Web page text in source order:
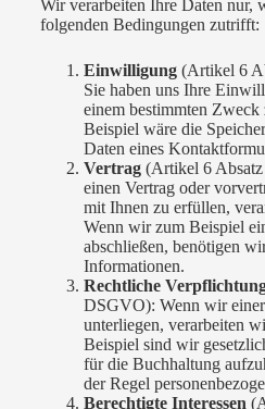
Wir verarbeiten Ihre Daten nur,
folgenden Bedingungen zutrifft:
Einwilligung(Artikel 6
Sie haben uns Ihre
einem bestimmten Zweck
Beispiel wäre die
Daten eines
Vertrag(Artikel 6
einen Vertrag oder
mit Ihnen zu erfüllen,
Wenn wir zum Beispiel
abschließen, benötigen
Informationen.
Rechtliche
DSGVO): Wenn wir
unterliegen, verarbeiten
Beispiel sind wir
für die Buchhaltung
der Regel
Berechtigte Interessen